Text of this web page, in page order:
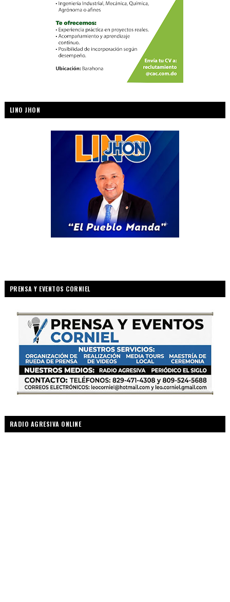
LINO JHON
PRENSA Y EVENTOS CORNIEL
RADIO AGRESIVA ONLINE